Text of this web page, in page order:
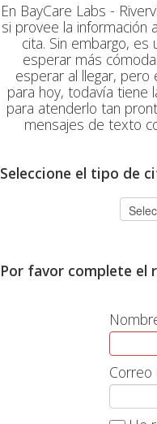
En BayCare Labs -
si provee la información
cita. Sin embargo,
esperar más
esperar al llegar,
para hoy, todavía
para atenderlo tan
mensajes de texto
Seleccione el tipo de
Por favor complete el
Correo